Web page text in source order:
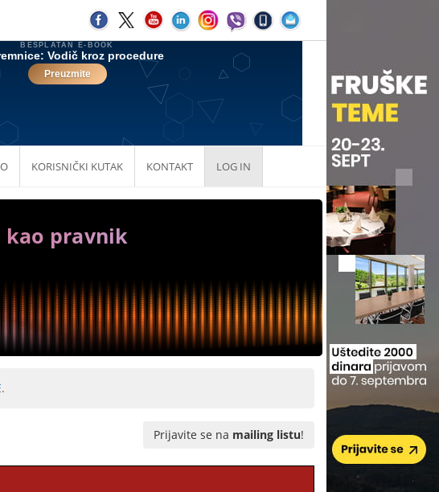
KORISNIČKI KUTAK KONTAKT LOG IN
pravnik
.
Prijavite se na mailing listu!